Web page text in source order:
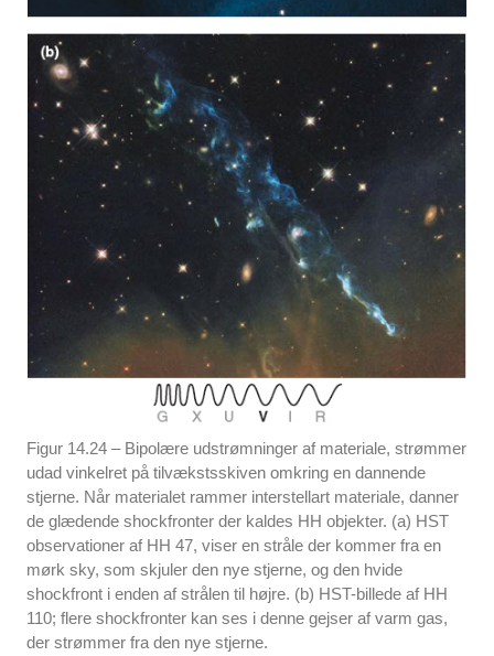
Figur 14.24 – Bipolære udstrømninger af materiale, strømmer
udad vinkelret på tilvækstsskiven omkring en dannende
stjerne. Når materialet rammer interstellart materiale, danner
de glædende shockfronter der kaldes HH objekter. (a) HST
observationer af HH 47, viser en stråle der kommer fra en
mørk sky, som skjuler den nye stjerne, og den hvide
shockfront i enden af strålen til højre. (b) HST-billede af HH
110; flere shockfronter kan ses i denne gejser af varm gas,
der strømmer fra den nye stjerne.